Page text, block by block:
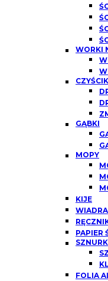
WORKI
GĄBKI
MOPY
KIJE
WIADRA
PAPIER
FOLIA